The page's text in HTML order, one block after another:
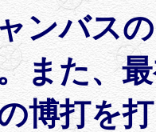
ンバス
また、
博打を